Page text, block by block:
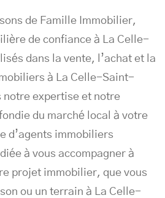
de Famille Immobilier,
de confiance à La Celle-
dans la vente, l’achat et la
à La Celle-Saint-
notre expertise et notre
du marché local à votre
d’agents immobiliers
à vous accompagner à
projet immobilier, que vous
ou un terrain à La Celle-